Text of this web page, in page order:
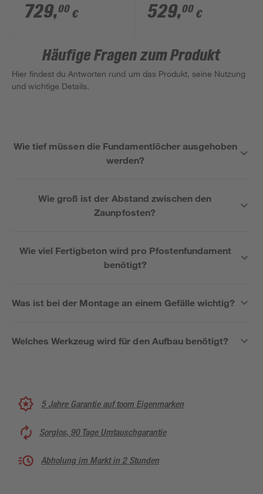
Rimini' anthrazit 1000
x 90 cm
729,00 €
Turin' anthrazitgrau
800 x 80 cm
529,00 €
Häufige Fragen zum Produkt
Hier findest du Antworten rund um das Produkt, seine Nutzung
und wichtige Details.
Wie tief müssen die Fundamentlöcher ausgehoben
werden?
Wie groß ist der Abstand zwischen den
Zaunpfosten?
Wie viel Fertigbeton wird pro Pfostenfundament
benötigt?
Was ist bei der Montage an einem Gefälle wichtig?
Welches Werkzeug wird für den Aufbau benötigt?
5 Jahre Garantie auf toom Eigenmarken
Sorglos, 90 Tage Umtauschgarantie
Abholung im Markt in 2 Stunden